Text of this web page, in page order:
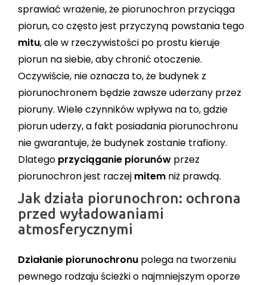
sprawiać wrażenie, że piorunochron przyciąga
piorun, co często jest przyczyną powstania tego
mitu, ale w rzeczywistości po prostu kieruje
piorun na siebie, aby chronić otoczenie.
Oczywiście, nie oznacza to, że budynek z
piorunochronem będzie zawsze uderzany przez
pioruny. Wiele czynników wpływa na to, gdzie
piorun uderzy, a fakt posiadania piorunochronu
nie gwarantuje, że budynek zostanie trafiony.
Dlatego przyciąganie piorunów przez
piorunochron jest raczej mitem niż prawdą.
Jak działa piorunochron: ochrona
przed wyładowaniami
atmosferycznymi
Działanie piorunochronu polega na tworzeniu
pewnego rodzaju ścieżki o najmniejszym oporze